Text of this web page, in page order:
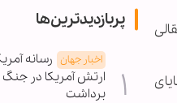
پربازدیدترین‌ها
اخبار جهان رسانه
ارتش آمریکا در جنگ
برداشت